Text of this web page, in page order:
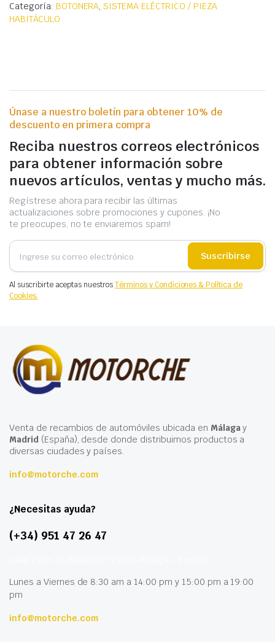
Categoría: BOTONERA,SISTEMA ELÉCTRICO / PIEZA
HABITÁCULO
Únase a nuestro boletín para obtener 10% de
descuento en primera compra
Reciba nuestros correos electrónicos
para obtener información sobre
nuevos artículos, ventas y mucho más.
Regístrese ahora para recibir las últimas
actualizaciones sobre promociones y cupones. ¡No
te preocupes, no te enviaremos spam!
Suscribirse
Al suscribirte aceptas nuestrosTérminos y Condiciones & Política de
Cookies.
Venta de recambios de automóviles ubicada en Málagay
Madrid(España), desde donde distribuimos productos a
diversas ciudades y países.
info@motorche.com
¿Necesitas ayuda?
(+34) 951 47 26 47
Lunes a Viernes de 8:30 am a 14:00 pm y 15:00 pm a 19:00
pm
info@motorche.com